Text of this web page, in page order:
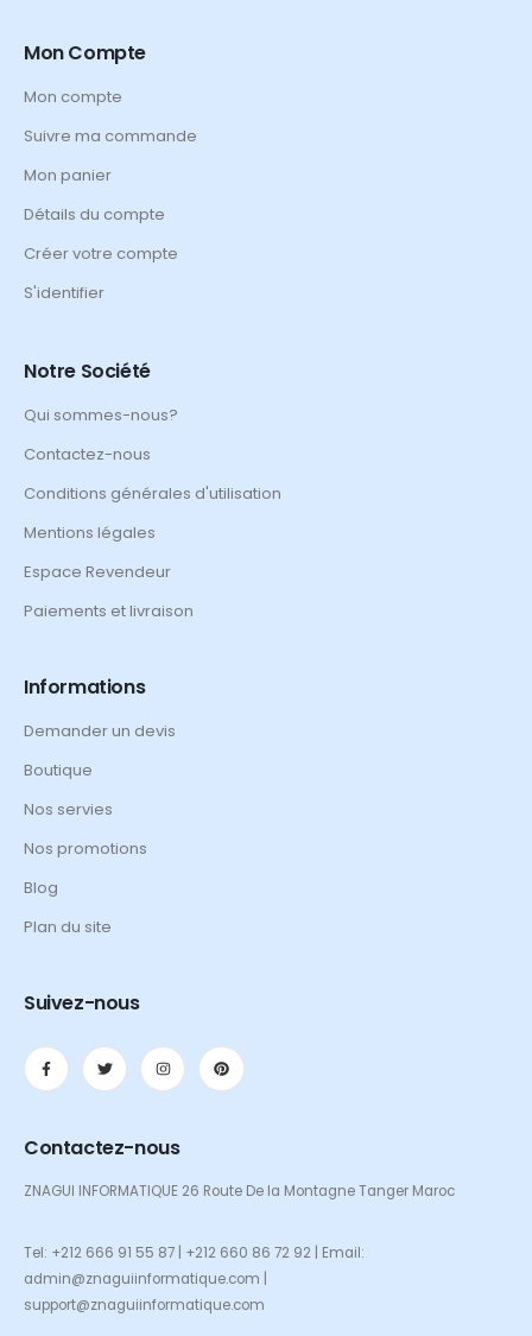
Mon Compte
Mon compte
Suivre ma commande
Mon panier
Détails du compte
Créer votre compte
S'identifier
Notre Société
Qui sommes-nous?
Contactez-nous
Conditions générales d'utilisation
Mentions légales
Espace Revendeur
Paiements et livraison
Informations
Demander un devis
Boutique
Nos servies
Nos promotions
Blog
Plan du site
Suivez-nous
Contactez-nous
ZNAGUI INFORMATIQUE 26 Route De la Montagne Tanger Maroc
Tel: +212 666 91 55 87 | +212 660 86 72 92 | Email:
admin@znaguiinformatique.com |
support@znaguiinformatique.com